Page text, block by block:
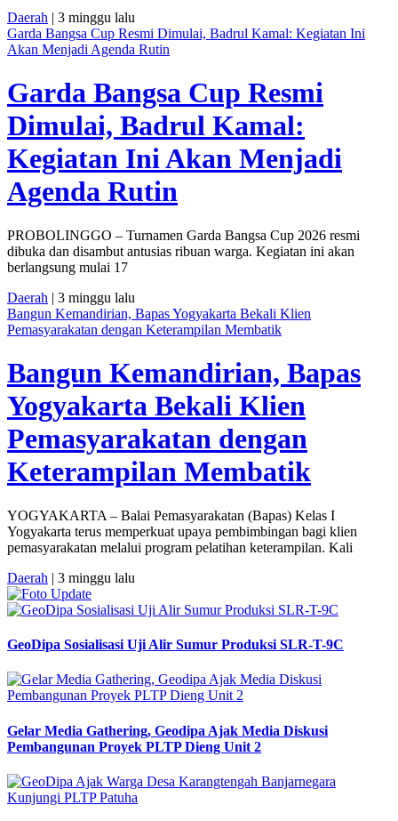
Daerah | 3 minggu lalu
Garda Bangsa Cup Resmi Dimulai, Badrul Kamal: Kegiatan Ini
Akan Menjadi Agenda Rutin
Garda Bangsa Cup Resmi
Dimulai, Badrul Kamal:
Kegiatan Ini Akan Menjadi
Agenda Rutin
PROBOLINGGO – Turnamen Garda Bangsa Cup 2026 resmi
dibuka dan disambut antusias ribuan warga. Kegiatan ini akan
berlangsung mulai 17
Daerah | 3 minggu lalu
Bangun Kemandirian, Bapas Yogyakarta Bekali Klien
Pemasyarakatan dengan Keterampilan Membatik
Bangun Kemandirian, Bapas
Yogyakarta Bekali Klien
Pemasyarakatan dengan
Keterampilan Membatik
YOGYAKARTA – Balai Pemasyarakatan (Bapas) Kelas I
Yogyakarta terus memperkuat upaya pembimbingan bagi klien
pemasyarakatan melalui program pelatihan keterampilan. Kali
Daerah | 3 minggu lalu
GeoDipa Sosialisasi Uji Alir Sumur Produksi SLR-T-9C
Gelar Media Gathering, Geodipa Ajak Media Diskusi
Pembangunan Proyek PLTP Dieng Unit 2